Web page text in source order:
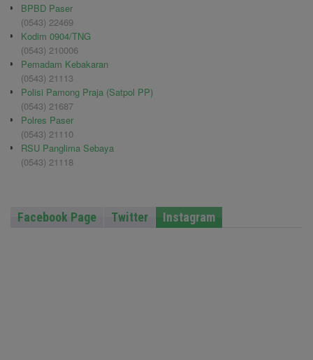
BPBD Paser
(0543) 22469
Kodim 0904/TNG
(0543) 210006
Pemadam Kebakaran
(0543) 21113
Polisi Pamong Praja (Satpol PP)
(0543) 21687
Polres Paser
(0543) 21110
RSU Panglima Sebaya
(0543) 21118
Facebook Page Twitter Instagram